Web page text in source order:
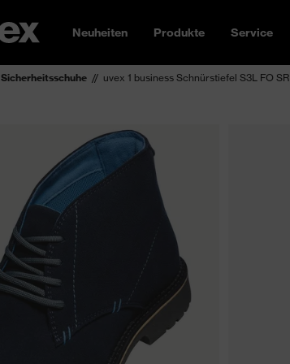
Neuheiten Produkte Service
Sicherheitsschuhe uvex 1 business Schnürstiefel S3L FO SR